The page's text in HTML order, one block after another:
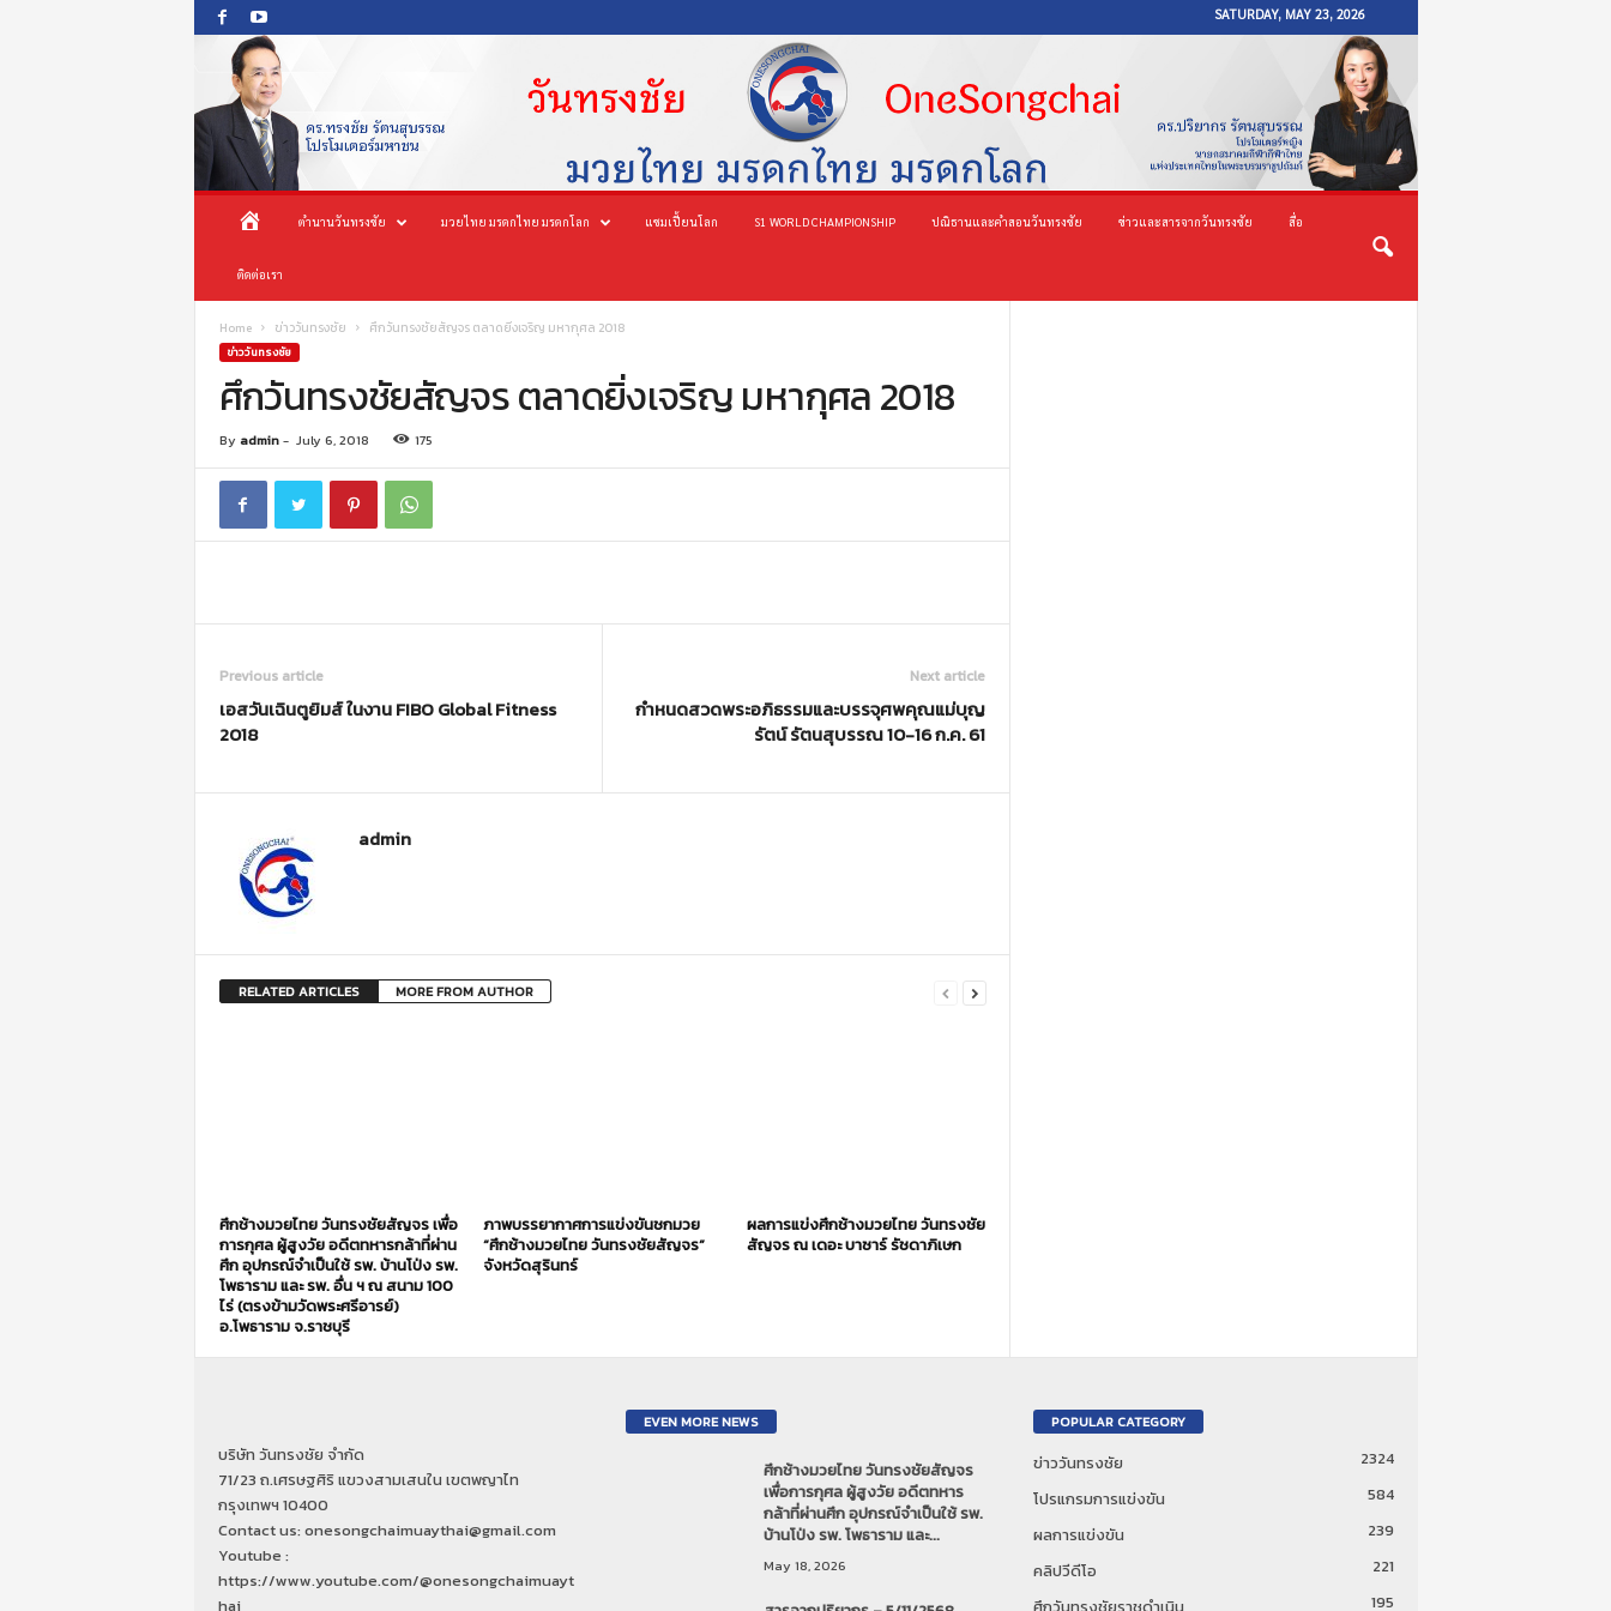
SATURDAY, MAY 23, 2026
O
o
i
น้
า
ก
ตำนานวันทรงชัย มวยไทย มรดกไทย มรดกโลก แชมเปี้ยนโลก S1 WORLD CHAMPIONSHIP ปณิธานและคำสอนวันทรงชัย ข่าวและสารจากวันทรงชัย สื่อ
ติดต่อเรา
Home ข่าววันทรงชัย ศึกวันทรงชัยสัญจร ตลาดยิ่งเจริญ มหากุศล 2018
ข่าววันทรงชัย
ศึกวันทรงชัยสัญจร ตลาดยิ่งเจริญ มหากุศล 2018
By admin- July 6, 2018 175
Previous article
เอสวันเฉินตูยิมส์ ในงาน FIBO Global Fitness
2018
Next article
กำหนดสวดพระอภิธรรมและบรรจุศพคุณแม่บุญ
รัตน์ รัตนสุบรรณ 10-16 ก.ค. 61
admin
RELATED ARTICLES MORE FROM AUTHOR
ศึกช้างมวยไทย วันทรงชัยสัญจร เพื่อ
การกุศล ผู้สูงวัย อดีตทหารกล้าที่ผ่าน
ศึก อุปกรณ์จำเป็นใช้ รพ. บ้านโป่ง รพ.
โพธาราม และ รพ. อื่น ฯ ณ สนาม 100
ไร่ (ตรงข้ามวัดพระศรีอารย์)
อ.โพธาราม จ.ราชบุรี
ภาพบรรยากาศการแข่งขันชกมวย
“ศึกช้างมวยไทย วันทรงชัยสัญจร”
จังหวัดสุรินทร์
ผลการแข่งศึกช้างมวยไทย วันทรงชัย
สัญจร ณ เดอะ บาซาร์ รัชดาภิเษก
บริษัท วันทรงชัย จำกัด
71/23 ถ.เศรษฐศิริ แขวงสามเสนใน เขตพญาไท
กรุงเทพฯ 10400
Contact us: onesongchaimuaythai@gmail.com
Youtube :
https://www.youtube.com/@onesongchaimuayt
hai
EVEN MORE NEWS
ศึกช้างมวยไทย วันทรงชัยสัญจร
เพื่อการกุศล ผู้สูงวัย อดีตทหาร
กล้าที่ผ่านศึก อุปกรณ์จำเป็นใช้ รพ.
บ้านโป่ง รพ. โพธาราม และ...
May 18, 2026
POPULAR CATEGORY
ข่าววันทรงชัย
2324
โปรแกรมการแข่งขัน
584
ผลการแข่งขัน
239
คลิปวีดีโอ
221
ศึกวันทรงชัยราชดำเนิน
195